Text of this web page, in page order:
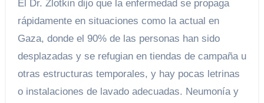
El Dr. Zlotkin dijo que la enfermedad se propaga
rápidamente en situaciones como la actual en
Gaza, donde el 90% de las personas han sido
desplazadas y se refugian en tiendas de campaña u
otras estructuras temporales, y hay pocas letrinas
o instalaciones de lavado adecuadas. Neumonía y